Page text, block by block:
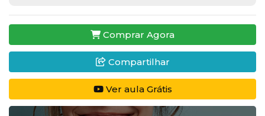
Comprar Agora
Compartilhar
Ver aula Grátis